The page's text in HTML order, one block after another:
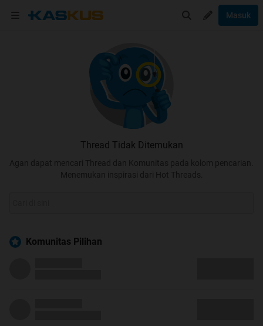
Masuk
Thread Tidak Ditemukan
Agan dapat mencari Thread dan Komunitas pada kolom pencarian.
Menemukan inspirasi dari Hot Threads.
Komunitas Pilihan